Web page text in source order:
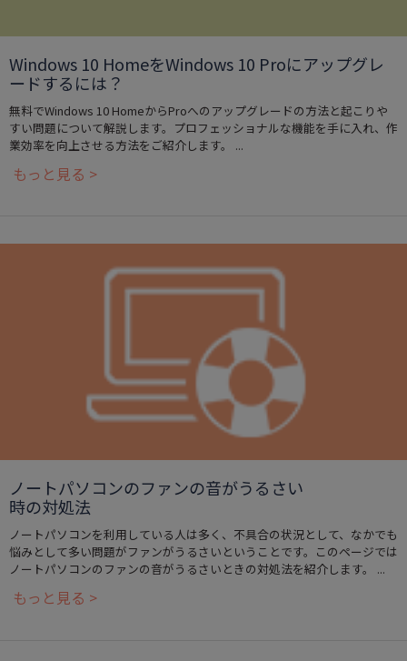
Windows 10 HomeをWindows 10 Proにアップグレ
ードするには？
無料でWindows 10 HomeからProへのアップグレードの方法と起こりや
すい問題について解説します。プロフェッショナルな機能を手に入れ、作
業効率を向上させる方法をご紹介します。 ...
もっと見る >
ノートパソコンのファンの音がうるさい
時の対処法
ノートパソコンを利用している人は多く、不具合の状況として、なかでも
悩みとして多い問題がファンがうるさいということです。このページでは
ノートパソコンのファンの音がうるさいときの対処法を紹介します。 ...
もっと見る >